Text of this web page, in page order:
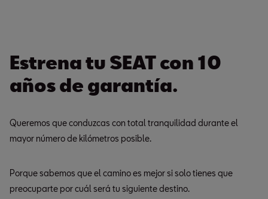
Estrena tu SEAT con 10
años de garantía.
Queremos que conduzcas con total tranquilidad durante el
mayor número de kilómetros posible.
Porque sabemos que el camino es mejor si solo tienes que
preocuparte por cuál será tu siguiente destino.